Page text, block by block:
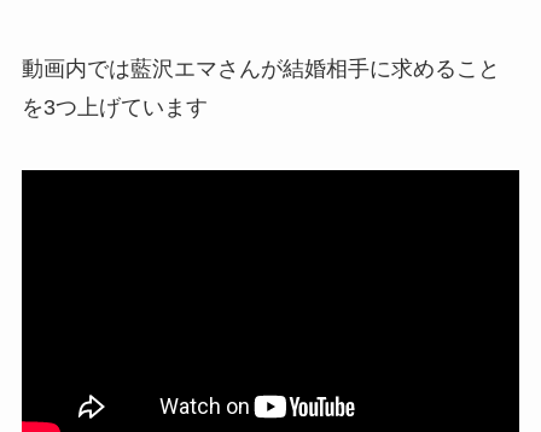
動画内では藍沢エマさんが結婚相手に求めること
を3つ上げています